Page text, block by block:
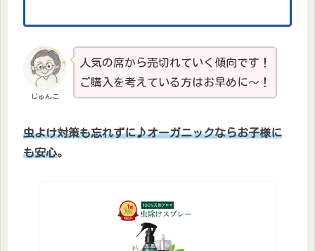
じゅんこ
人気の席から売切れていく傾向です！
ご購入を考えている方はお早めに～！
虫よけ対策も忘れずに♪オーガニックならお子様に
も安心。